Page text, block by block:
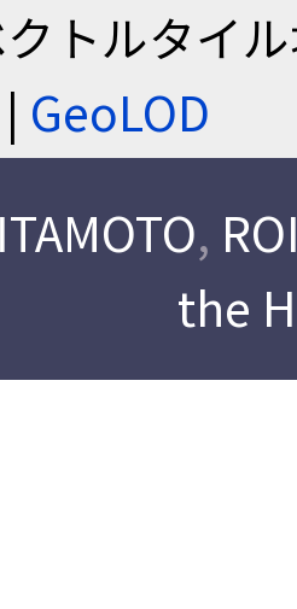
トルタイ
| GeoLOD
,
the